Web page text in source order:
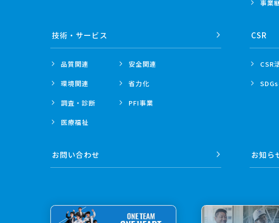
事業
技術・ サービス
品質関連 安全関連
環境関連 省力化
調査・診断 PFI事業
医療福祉
CSR
CSR
お問い合わせ お知ら